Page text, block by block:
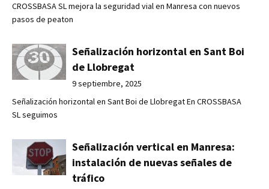
CROSSBASA SL mejora la seguridad vial en Manresa con nuevos
pasos de peaton
Señalización horizontal en Sant Boi
de Llobregat
9 septiembre, 2025
Señalización horizontal en Sant Boi de Llobregat En CROSSBASA
SL seguimos
Señalización vertical en Manresa:
instalación de nuevas señales de
tráfico